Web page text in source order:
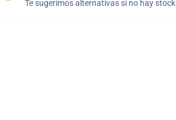
Te sugerimos alternativas si no hay stock